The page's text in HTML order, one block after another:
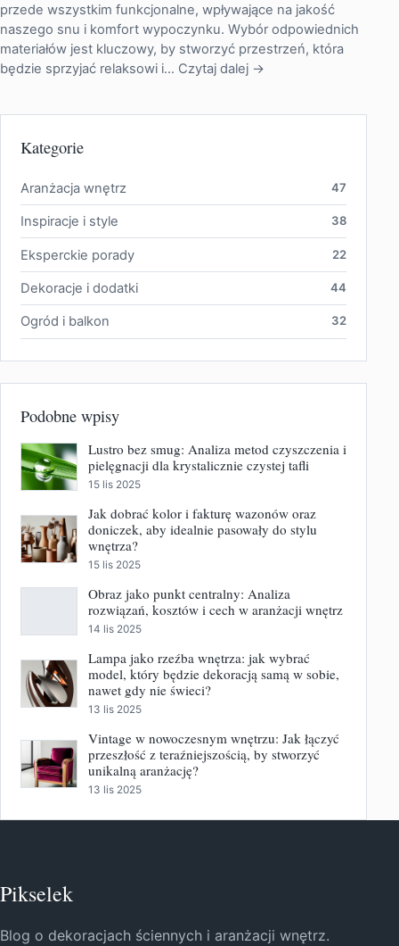
przede wszystkim funkcjonalne, wpływające na jakość
naszego snu i komfort wypoczynku. Wybór odpowiednich
materiałów jest kluczowy, by stworzyć przestrzeń, która
będzie sprzyjać relaksowi i… Czytaj dalej →
Kategorie
Aranżacja wnętrz 47
Inspiracje i style 38
Eksperckie porady 22
Dekoracje i dodatki 44
Ogród i balkon 32
Podobne wpisy
Lustro bez smug: Analiza metod czyszczenia i
pielęgnacji dla krystalicznie czystej tafli
15 lis 2025
Jak dobrać kolor i fakturę wazonów oraz
doniczek, aby idealnie pasowały do stylu
wnętrza?
15 lis 2025
Obraz jako punkt centralny: Analiza
rozwiązań, kosztów i cech w aranżacji wnętrz
14 lis 2025
Lampa jako rzeźba wnętrza: jak wybrać
model, który będzie dekoracją samą w sobie,
nawet gdy nie świeci?
13 lis 2025
Vintage w nowoczesnym wnętrzu: Jak łączyć
przeszłość z teraźniejszością, by stworzyć
unikalną aranżację?
13 lis 2025
Pikselek
Blog o dekoracjach ściennych i aranżacji wnętrz.